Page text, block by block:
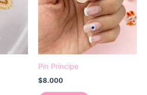
Pin Príncipe
$8.000